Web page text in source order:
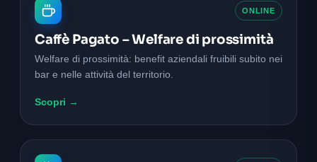
ONLINE
Caffè Pagato – Welfare di prossimità
Welfare di prossimità: benefit aziendali fruibili subito nei
bar e nelle attività del territorio.
Scopri →